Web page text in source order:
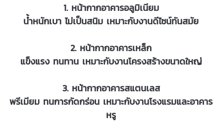
1. หน้ากากอาคารอลูมิเนียม
น้ำหนักเบา ไม่เป็นสนิม เหมาะกับงานดีไซน์ทันสมัย
2. หน้ากากอาคารเหล็ก
แข็งแรง ทนทาน เหมาะกับงานโครงสร้างขนาดใหญ่
3. หน้ากากอาคารสแตนเลส
พรีเมียม ทนการกัดกร่อน เหมาะกับงานโรงแรมและอาคาร
หรู